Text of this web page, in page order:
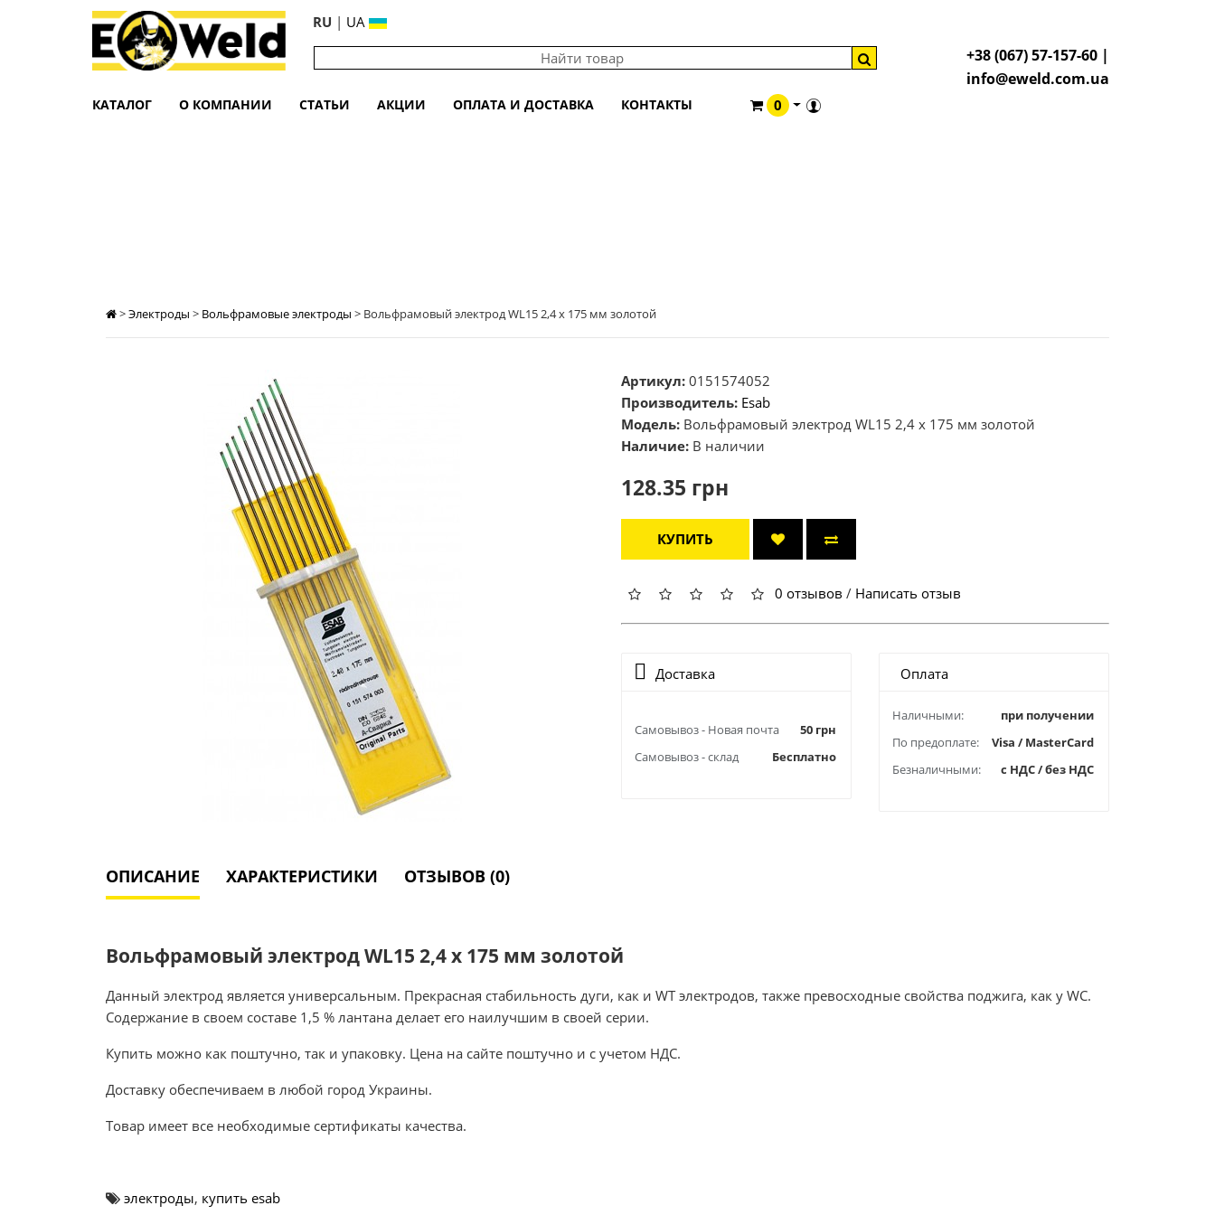
RU | UA
КАТАЛОГ О КОМПАНИИ СТАТЬИ АКЦИИ ОПЛАТА И ДОСТАВКА КОНТАКТЫ 0
+38 (067) 57-157-60 |
info@eweld.com.ua
>Электроды > Вольфрамовые электроды > Вольфрамовый электрод WL15 2,4 х 175 мм золотой
Артикул: 0151574052
Производитель: Esab
Модель: Вольфрамовый электрод WL15 2,4 х 175 мм золотой
Наличие: В наличии
128.35 грн
КУПИТЬ
0 отзывов / Написать отзыв
Доставка
Самовывоз - Новая почта
50 грн
Самовывоз - склад
Бесплатно
Оплата
Наличными:
при получении
По предоплате:
Visa / MasterCard
Безналичными:
с НДС / без НДС
ОПИСАНИЕ ХАРАКТЕРИСТИКИ ОТЗЫВОВ (0)
Вольфрамовый электрод WL15 2,4 х 175 мм золотой
Данный электрод является универсальным. Прекрасная стабильность дуги, как и WT электродов, также превосходные свойства поджига, как у WC.
Содержание в своем составе 1,5 % лантана делает его наилучшим в своей серии.
Купить можно как поштучно, так и упаковку. Цена на сайте поштучно и с учетом НДС.
Доставку обеспечиваем в любой город Украины.
Товар имеет все необходимые сертификаты качества.
электроды, купить esab